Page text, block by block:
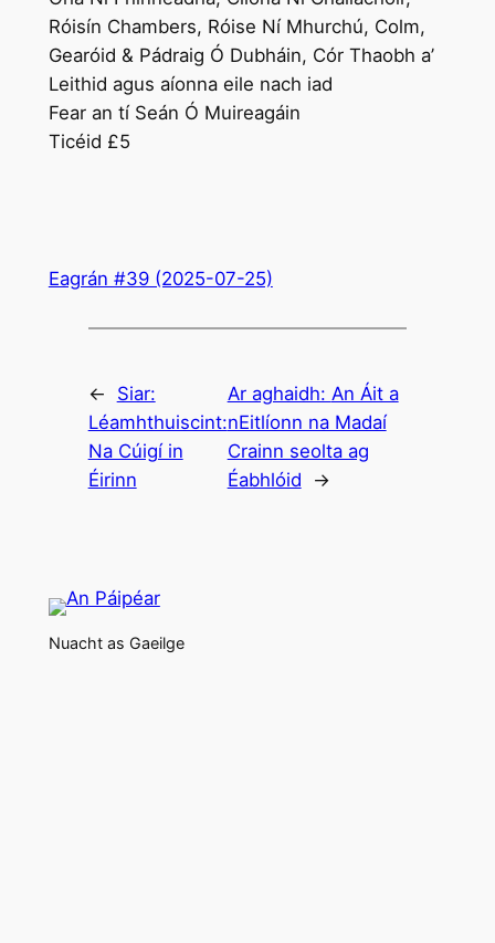
Róisín Chambers, Róise Ní Mhurchú, Colm,
Gearóid & Pádraig Ó Dubháin, Cór Thaobh a’
Leithid agus aíonna eile nach iad
Fear an tí Seán Ó Muireagáin
Ticéid £5
Eagrán #39 (2025-07-25)
←
Siar:
Léamhthuiscint:
Na Cúigí in
Éirinn
Ar aghaidh: An Áit a
nEitlíonn na Madaí
Crainn seolta ag
Éabhlóid
→
Nuacht as Gaeilge